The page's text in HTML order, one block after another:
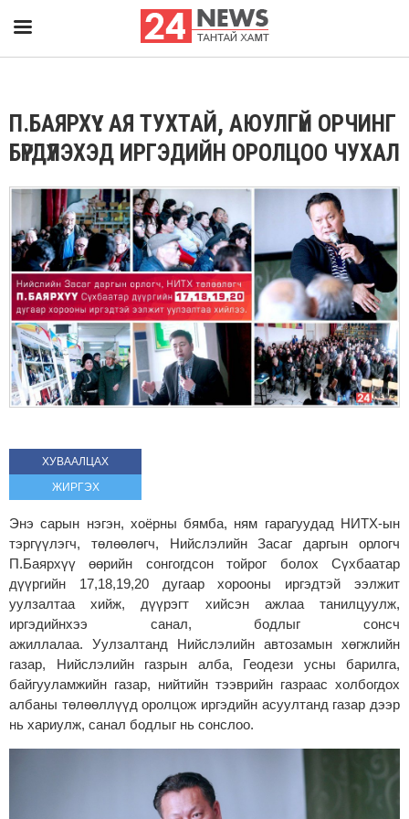
П.БАЯРХҮҮ : АЯ ТУХТАЙ, АЮУЛГҮЙ ОРЧИНГ
БҮРДҮҮЛЭХЭД ИРГЭДИЙН ОРОЛЦОО ЧУХАЛ
ХУВААЛЦАХ
ЖИРГЭХ
Энэ сарын нэгэн, хоёрны бямба, ням гарагуудад НИТХ-ын
тэргүүлэгч, төлөөлөгч, Нийслэлийн Засаг даргын орлогч
П.Баярхүү өөрийн сонгогдсон тойрог болох Сүхбаатар
дүүргийн 17,18,19,20 дугаар хорооны иргэдтэй ээлжит
уулзалтаа хийж, дүүрэгт хийсэн ажлаа танилцуулж,
иргэдийнхээ санал, бодлыг сонсч
ажиллалаа. Уулзалтанд Нийслэлийн автозамын хөгжлийн
газар, Нийслэлийн газрын алба, Геодези усны барилга,
байгууламжийн газар, нийтийн тээврийн газраас холбогдох
албаны төлөөллүүд оролцож иргэдийн асуултанд газар дээр
нь хариулж, санал бодлыг нь сонслоо.